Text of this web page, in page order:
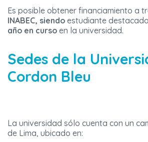
Es posible obtener financiamiento a
INABEC, siendo estudiante
año en curso en la universidad.
Sedes de la
Cordon Bleu
La universidad sólo cuenta con un
de Lima, ubicado en: